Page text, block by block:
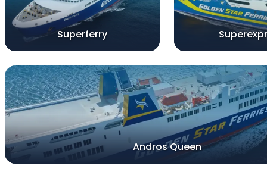
Superferry
Andros Queen